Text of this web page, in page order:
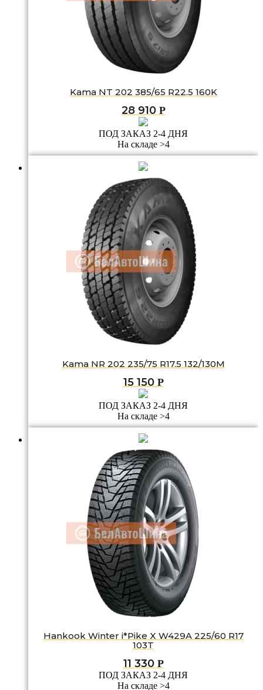
Kama NT 202 385/65 R22.5 160K
28 910 Р
ПОД ЗАКАЗ 2-4 ДНЯ
На складе >4
Kama NR 202 235/75 R17.5 132/130M
15 150 Р
ПОД ЗАКАЗ 2-4 ДНЯ
На складе >4
Hankook Winter i*Pike X W429A 225/60 R17
103T
11 330 Р
ПОД ЗАКАЗ 2-4 ДНЯ
На складе >4